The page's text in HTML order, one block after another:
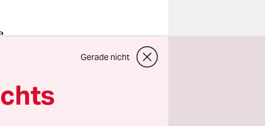
ihre
sie es
der die
Gerade nicht